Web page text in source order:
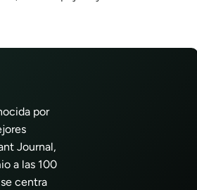
por
Journal,
a las 100
centra